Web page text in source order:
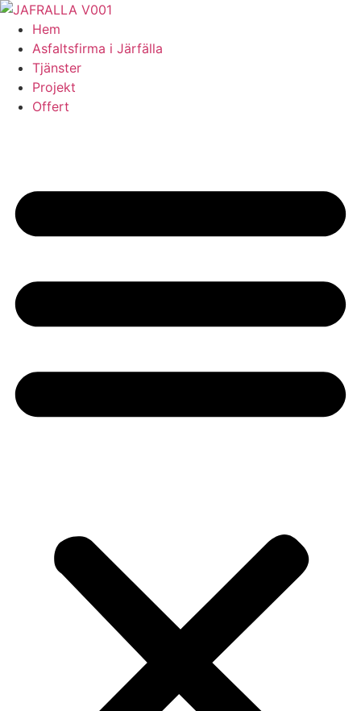
Skip
content
Hem
Asfaltsfirma i Järfälla
Tjänster
Projekt
Offert